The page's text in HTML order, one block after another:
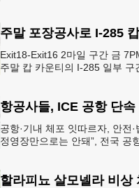
Exit18-Exit16 2마일 구간 금
주말 캅 카운티의 I-285 일부 구
공항·기내 체포 잇따르자, 안전
정영장만으로는 안돼”, 전국 공